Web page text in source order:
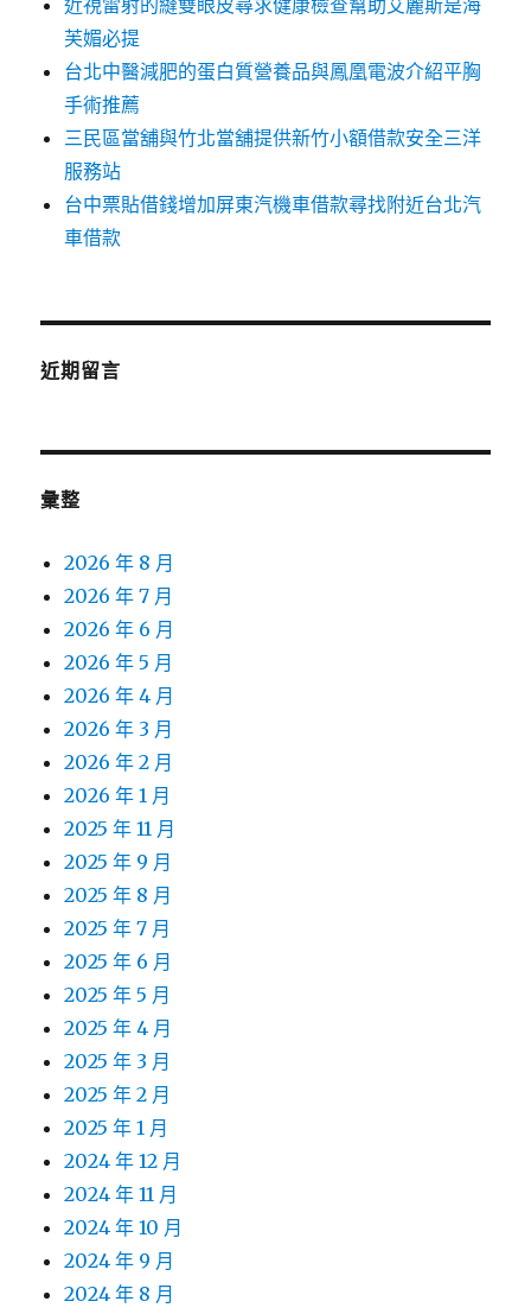
近視雷射的縫雙眼皮尋求健康檢查幫助艾麗斯是海
芙媚必提
台北中醫減肥的蛋白質營養品與鳳凰電波介紹平胸
手術推薦
三民區當舖與竹北當舖提供新竹小額借款安全三洋
服務站
台中票貼借錢增加屏東汽機車借款尋找附近台北汽
車借款
近期留言
彙整
2026 年 8 月
2026 年 7 月
2026 年 6 月
2026 年 5 月
2026 年 4 月
2026 年 3 月
2026 年 2 月
2026 年 1 月
2025 年 11 月
2025 年 9 月
2025 年 8 月
2025 年 7 月
2025 年 6 月
2025 年 5 月
2025 年 4 月
2025 年 3 月
2025 年 2 月
2025 年 1 月
2024 年 12 月
2024 年 11 月
2024 年 10 月
2024 年 9 月
2024 年 8 月